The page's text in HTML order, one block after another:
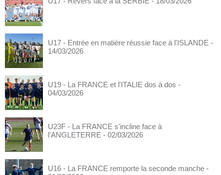
U17 - Entrée en matière réussie face à l'ISLANDE -
14/03/2026
U19 - La FRANCE et l'ITALIE dos à dos -
04/03/2026
U23F - La FRANCE s'incline face à
l'ANGLETERRE - 02/03/2026
U16 - La FRANCE remporte la seconde manche -